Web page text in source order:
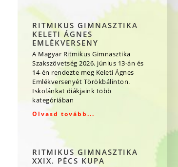
RITMIKUS GIMNASZTIKA
KELETI ÁGNES
EMLÉKVERSENY
A Magyar Ritmikus Gimnasztika
Szakszövetség 2026. június 13-án és
14-én rendezte meg Keleti Ágnes
Emlékversenyét Törökbálinton.
Iskolánkat diákjaink több
kategóriában
Olvasd tovább...
RITMIKUS GIMNASZTIKA
XXIX. PÉCS KUPA